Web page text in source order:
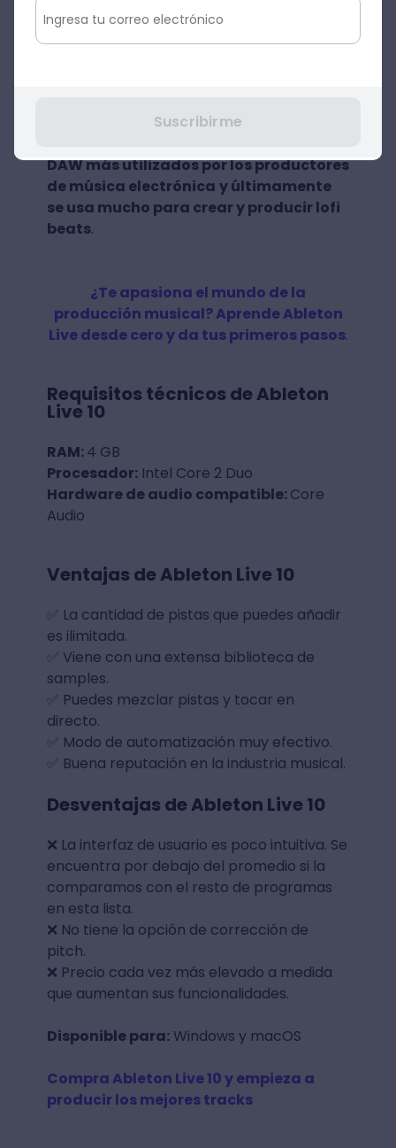
puedes añadir pistas MIDI y clips de audio
no es tan sencillo e intuitivo como en otros
DAW más utilizados por los productores
de música electrónica y últimamente
se usa mucho para crear y producir lofi
beats.
¿Te apasiona el mundo de la
producción musical? Aprende Ableton
Live desde cero y da tus primeros pasos.
Requisitos técnicos de Ableton
Live 10
RAM:4 GB
Procesador:Intel Core 2 Duo
Hardware de audio compatible:Core
Audio
Ventajas de Ableton Live 10
✅ La cantidad de pistas que puedes añadir
es ilimitada.
✅ Viene con una extensa biblioteca de
samples.
✅ Puedes mezclar pistas y tocar en
directo.
✅ Modo de automatización muy efectivo.
✅ Buena reputación en la industria musical.
Desventajas de Ableton Live 10
❌ La interfaz de usuario es poco intuitiva. Se
encuentra por debajo del promedio si la
comparamos con el resto de programas
en esta lista.
❌ No tiene la opción de corrección de
pitch.
❌ Precio cada vez más elevado a medida
que aumentan sus funcionalidades.
Disponible para:Windows y macOS
Compra Ableton Live 10 y empieza a
producir los mejores tracks
Suscribirme